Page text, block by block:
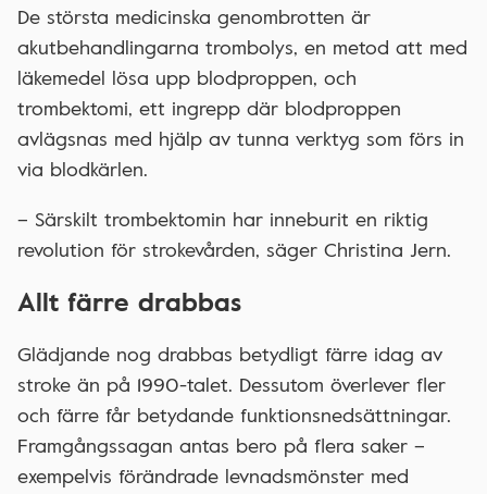
De största medicinska genombrotten är
akutbehandlingarna trombolys, en metod att med
läkemedel lösa upp blodproppen, och
trombektomi, ett ingrepp där blodproppen
avlägsnas med hjälp av tunna verktyg som förs in
via blodkärlen.
– Särskilt trombektomin har inneburit en riktig
revolution för strokevården, säger Christina Jern.
Allt färre drabbas
Glädjande nog drabbas betydligt färre idag av
stroke än på 1990-talet. Dessutom överlever fler
och färre får betydande funktionsnedsättningar.
Framgångssagan antas bero på flera saker –
exempelvis förändrade levnadsmönster med